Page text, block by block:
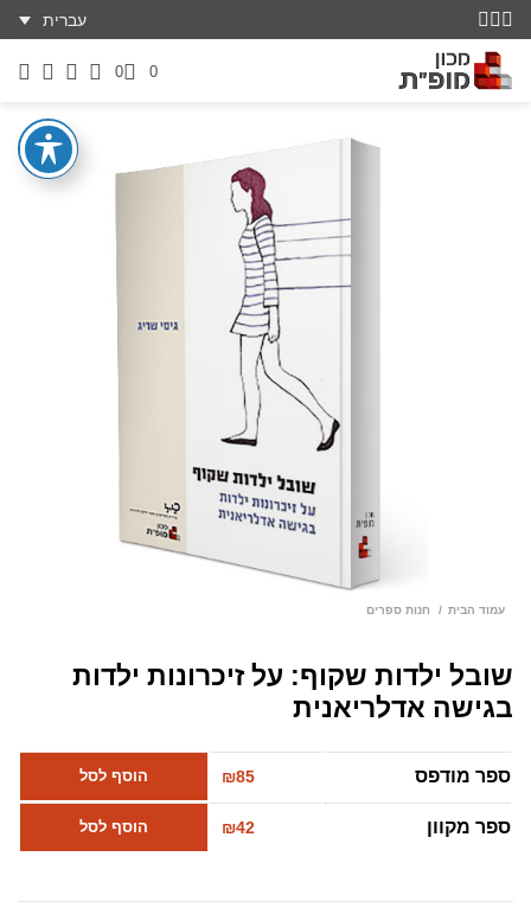
עברית
0
0
עמוד הבית חנות ספרים
שובל ילדות שקוף: על זיכרונות ילדות
בגישה אדלריאנית
ספר מודפס ₪85 הוסף לסל
ספר מקוון ₪42 הוסף לסל